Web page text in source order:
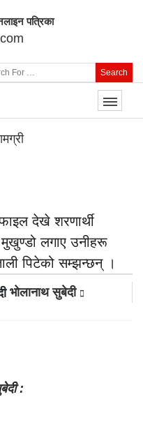
पत्रिका
Search
देखे शरणार्थी
लगाए उनीहरू
पिटेको सम्झन्छन् ।
भोलानाथ सुबेदी
: